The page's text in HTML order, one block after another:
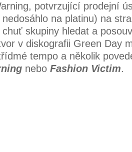
potvrzující prodejní
na platinu) na
skupiny hledat a
v diskografii Green Day
tempo a několik
nebo Fashion Victim.